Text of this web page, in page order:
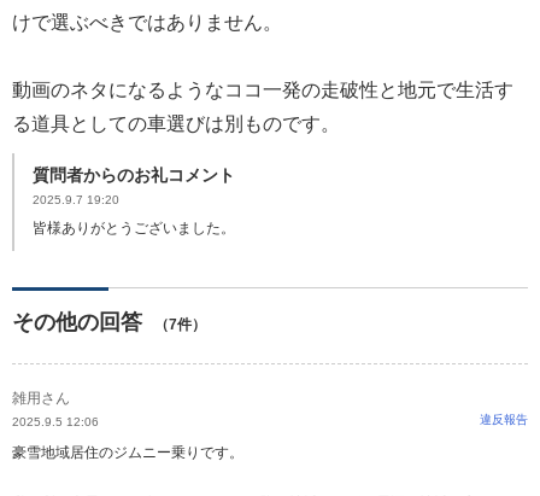
けで選ぶべきではありません。
動画のネタになるようなココ一発の走破性と地元で生活す
る道具としての車選びは別ものです。
質問者からのお礼コメント
2025.9.7 19:20
皆様ありがとうございました。
その他の回答 （7件）
雑用さん
2025.9.5 12:06 違反報告
豪雪地域居住のジムニー乗りです。